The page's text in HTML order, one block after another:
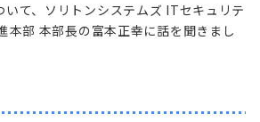
いて、ソリトンシステムズ ITセキュリテ
本部 本部長の富本正幸に話を聞きまし